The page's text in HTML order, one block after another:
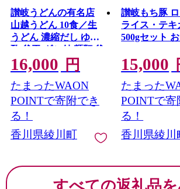
讃岐うどんの有名店
山越うどん 10食／生
うどん 濃縮だし ゆず
酢 釜玉 ダシ付 麺類 釜
玉うどん つゆ付き だ
し醤油 10セット
16,000 円
たまったWAON
POINTで寄附でき
る！
香川県綾川町
讃岐もち豚
ライス・テキ
500gセット
15,000
たまった
POINTで寄
る！
香川県綾川